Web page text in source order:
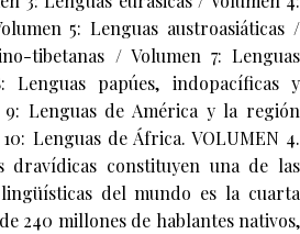
5: Lenguas austroasiáticas /
tibetanas / Volumen 7: Lenguas
Lenguas papúes, indopacíficas y
9: Lenguas de América y la región
Lenguas de África. VOLUMEN 4.
dravídicas constituyen una de las
del mundo es la cuarta
240 millones de hablantes nativos,